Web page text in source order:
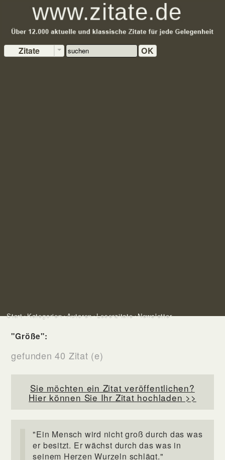
Zitate OK
Start Kategorien Autoren Leserzitate Newsletter
"Größe":
gefunden 40 Zitat (e)
Sie möchten ein Zitat veröffentlichen?
Hier können Sie Ihr Zitat hochladen >>
"Ein Mensch wird nicht groß durch das was
er besitzt. Er wächst durch das was in
seinem Herzen Wurzeln schlägt."